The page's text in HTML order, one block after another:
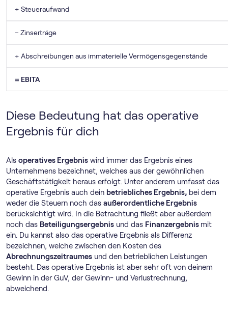
+ Steueraufwand
– Zinserträge
+ Abschreibungen aus immaterielle Vermögensgegenstände
= EBITA
Diese Bedeutung hat das operative
Ergebnis für dich
Als operatives Ergebnis wird immer das Ergebnis eines
Unternehmens bezeichnet, welches aus der gewöhnlichen
Geschäftstätigkeit heraus erfolgt. Unter anderem umfasst das
operative Ergebnis auch dein betriebliches Ergebnis, bei dem
weder die Steuern noch das außerordentliche Ergebnis
berücksichtigt wird. In die Betrachtung fließt aber außerdem
noch das Beteiligungsergebnis und das Finanzergebnis mit
ein. Du kannst also das operative Ergebnis als Differenz
bezeichnen, welche zwischen den Kosten des
Abrechnungszeitraumes und den betrieblichen Leistungen
besteht. Das operative Ergebnis ist aber sehr oft von deinem
Gewinn in der GuV, der Gewinn- und Verlustrechnung,
abweichend.